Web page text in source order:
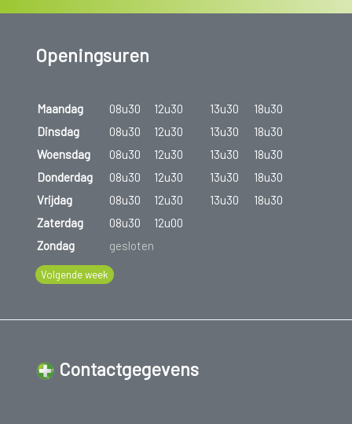
Openingsuren
Maandag 08u30 12u30 13u30
18u30
Dinsdag
08u30 12u30 13u30
18u30
Woensdag
08u30 12u30 13u30
18u30
Donderdag
08u30 12u30 13u30
18u30
Vrijdag
08u30 12u30 13u30
18u30
Zaterdag
08u30
12u00
Zondag
gesloten
Volgende week
Contactgegevens